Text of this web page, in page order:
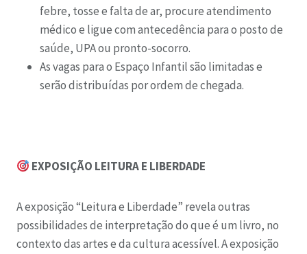
febre, tosse e falta de ar, procure atendimento
médico e ligue com antecedência para o posto de
saúde, UPA ou pronto-socorro.
As vagas para o Espaço Infantil são limitadas e
serão distribuídas por ordem de chegada.
EXPOSIÇÃO LEITURA E LIBERDADE
A exposição “Leitura e Liberdade” revela outras
possibilidades de interpretação do que é um livro, no
contexto das artes e da cultura acessível. A exposição